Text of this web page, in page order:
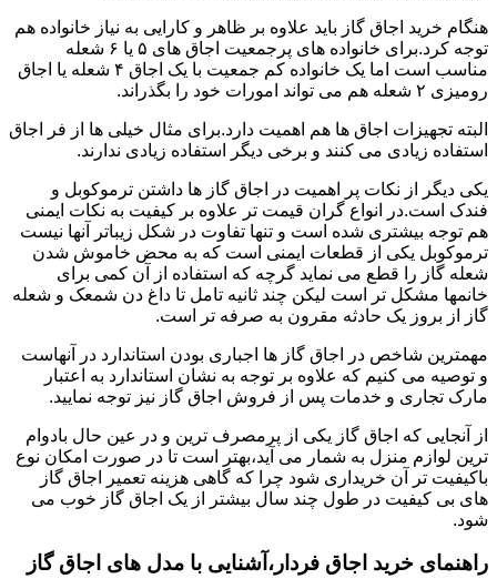
هنگام خرید اجاق گاز باید علاوه بر ظاهر و کارایی به نیاز خانواده هم
توجه کرد.برای خانواده های پرجمعیت اجاق های ۵ یا ۶ شعله
مناسب است اما یک خانواده کم جمعیت با یک اجاق ۴ شعله یا اجاق
رومیزی ۲ شعله هم می تواند امورات خود را بگذراند.
البته تجهیزات اجاق ها هم اهمیت دارد.برای مثال خیلی ها از فر اجاق
استفاده زیادی می کنند و برخی دیگر استفاده زیادی ندارند.
یکی دیگر از نکات پر اهمیت در اجاق گاز ها داشتن ترموکوبل و
فندک است.در انواع گران قیمت تر علاوه بر کیفیت به نکات ایمنی
هم توجه بیشتری شده است و تنها تفاوت در شکل زیباتر آنها نیست
ترموکوبل یکی از قطعات ایمنی است که به محض خاموش شدن
شعله گاز را قطع می نماید گرچه که استفاده از آن کمی برای
خانمها مشکل تر است لیکن چند ثانیه تامل تا داغ دن شمعک و شعله
گاز از بروز یک حادثه مقرون به صرفه تر است.
مهمترین شاخص در اجاق گاز ها اجباری بودن استاندارد در آنهاست
و توصیه می کنیم که علاوه بر توجه به نشان استاندارد به اعتبار
مارک تجاری و خدمات پس از فروش اجاق گاز نیز توجه نمایید.
از آنجایی که اجاق گاز یکی از پرمصرف ترین و در عین حال بادوام
ترین لوازم منزل به شمار می آید،بهتر است تا در صورت امکان نوع
باکیفیت تر آن خریداری شود چرا که گاهی هزینه تعمیر اجاق گاز
های بی کیفیت در طول چند سال بیشتر از یک اجاق گاز خوب می
شود.
راهنمای خرید اجاق فردار،آشنایی با مدل های اجاق گاز